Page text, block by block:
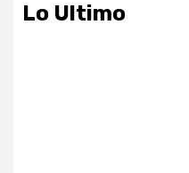
Lo Ultimo